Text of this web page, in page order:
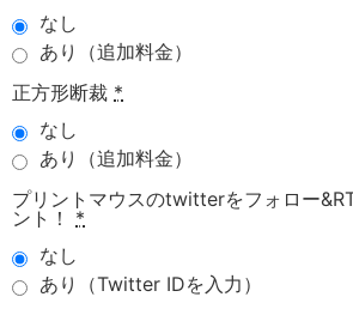
なし
あり（追加料金）
正方形断裁 *
なし
あり（追加料金）
プリントマウスのtwitterをフォロー
ント！
*
なし
あり（Twitter IDを入力）